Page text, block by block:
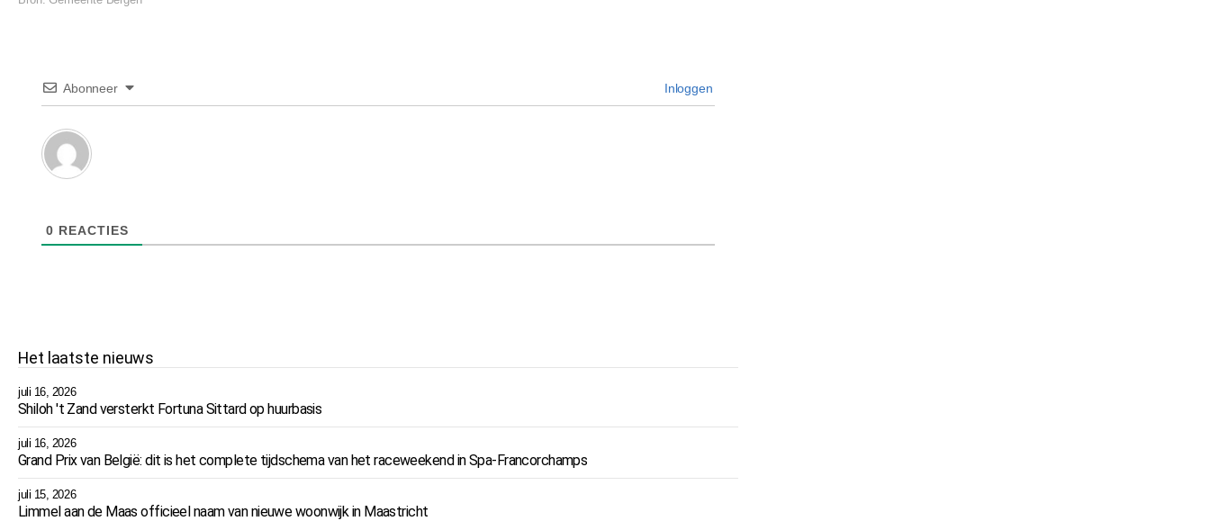
Abonneer Inloggen
0 REACTIES
Het laatste nieuws
juli 16, 2026
Shiloh 't Zand versterkt Fortuna Sittard op huurbasis
juli 16, 2026
Grand Prix van België: dit is het complete tijdschema van het raceweekend in Spa-Francorchamps
juli 15, 2026
Limmel aan de Maas officieel naam van nieuwe woonwijk in Maastricht